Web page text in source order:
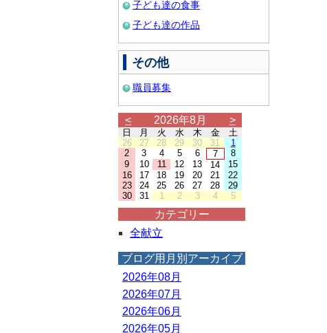
子ども達の食事
子ども達の作品
その他
職員募集
< 2026年8月 >
日 月 火 水 木 金
土
26
27 28 29 30 31
1
2
3 4 5 6 7
8
9
10 11 12 13 14
15
16
17 18 19 20 21
22
23
24 25 26 27 28
29
30
31 1 2 3 4 5
カテゴリー
全献立
ブログ用月別アーカイブ
2026年08月
2026年07月
2026年06月
2026年05月